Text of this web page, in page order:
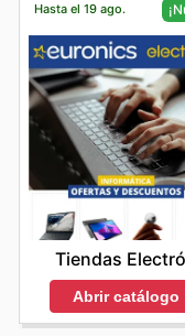
Hasta el 19 ago.
Tiendas
Abrir catálogo